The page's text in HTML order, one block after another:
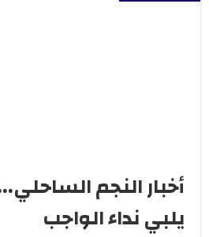
أخبار النجم
يلبي نداء الواجب